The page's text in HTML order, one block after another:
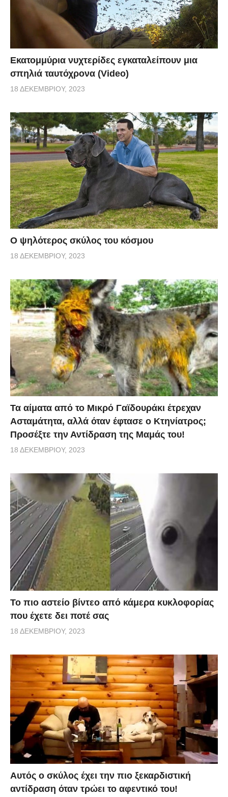
Εκατομμύρια νυχτερίδες εγκαταλείπουν μια
σπηλιά ταυτόχρονα (Video)
18 ΔΕΚΕΜΒΡΊΟΥ, 2023
Ο ψηλότερος σκύλος του κόσμου
18 ΔΕΚΕΜΒΡΊΟΥ, 2023
Τα αίματα από το Μικρό Γαϊδουράκι έτρεχαν
Ασταμάτητα, αλλά όταν έφτασε ο Κτηνίατρος;
Προσέξτε την Αντίδραση της Μαμάς του!
18 ΔΕΚΕΜΒΡΊΟΥ, 2023
Το πιο αστείο βίντεο από κάμερα κυκλοφορίας
που έχετε δει ποτέ σας
18 ΔΕΚΕΜΒΡΊΟΥ, 2023
Αυτός ο σκύλος έχει την πιο ξεκαρδιστική
αντίδραση όταν τρώει το αφεντικό του!